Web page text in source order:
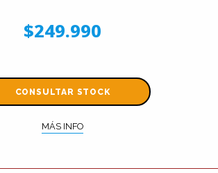
$249.990
CONSULTAR STOCK
MÁS INFO